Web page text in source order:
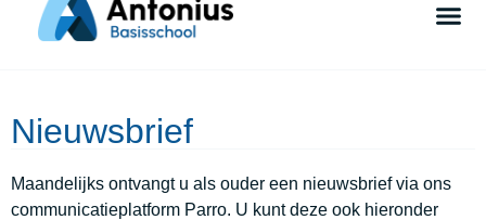
Nieuwsbrief
Maandelijks ontvangt u als ouder een nieuwsbrief via ons
communicatieplatform Parro. U kunt deze ook hieronder